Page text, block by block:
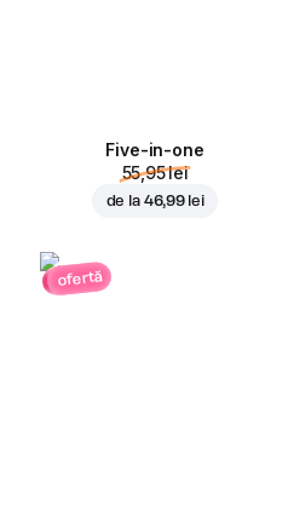
Five-in-one
55,95 lei
de la 46,99 lei
ofertă